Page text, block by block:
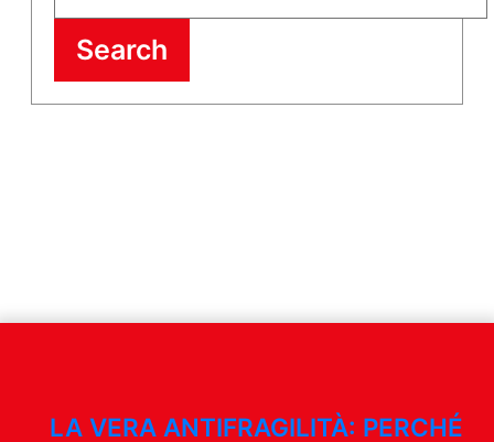
Search
LA VERA ANTIFRAGILITÀ: PERCHÉ